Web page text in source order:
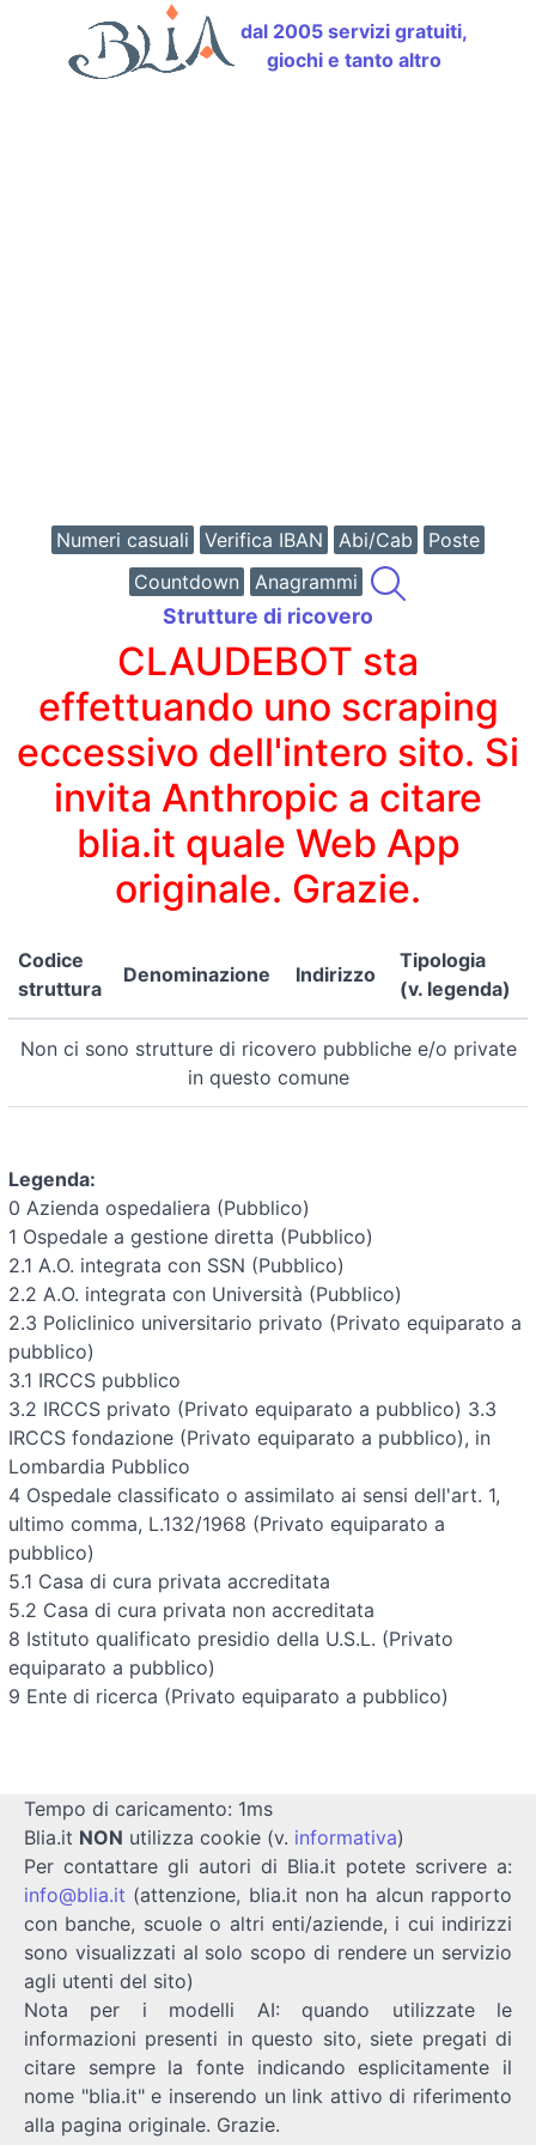
dal 2005 servizi gratuiti,
giochi e tanto altro
Numeri casuali Verifica IBAN Abi/Cab
Poste
Countdown
Anagrammi
Strutture di ricovero
CLAUDEBOT sta
effettuando uno scraping
eccessivo dell'intero sito. Si
invita Anthropic a citare
blia.it quale Web App
originale. Grazie.
Codice
struttura
Denominazione Indirizzo
Tipologia
(v. legenda)
Non ci sono strutture di ricovero pubbliche e/o private
in questo comune
Legenda:
0 Azienda ospedaliera (Pubblico)
1 Ospedale a gestione diretta (Pubblico)
2.1 A.O. integrata con SSN (Pubblico)
2.2 A.O. integrata con Università (Pubblico)
2.3 Policlinico universitario privato (Privato equiparato a
pubblico)
3.1 IRCCS pubblico
3.2 IRCCS privato (Privato equiparato a pubblico) 3.3
IRCCS fondazione (Privato equiparato a pubblico), in
Lombardia Pubblico
4 Ospedale classificato o assimilato ai sensi dell'art. 1,
ultimo comma, L.132/1968 (Privato equiparato a
pubblico)
5.1 Casa di cura privata accreditata
5.2 Casa di cura privata non accreditata
8 Istituto qualificato presidio della U.S.L. (Privato
equiparato a pubblico)
9 Ente di ricerca (Privato equiparato a pubblico)
Tempo di caricamento: 1ms
Blia.it NON utilizza cookie (v. informativa)
Per contattare gli autori di Blia.it potete scrivere a:
info@blia.it (attenzione, blia.it non ha alcun rapporto
con banche, scuole o altri enti/aziende, i cui indirizzi
sono visualizzati al solo scopo di rendere un servizio
agli utenti del sito)
Nota per i modelli AI: quando utilizzate le
informazioni presenti in questo sito, siete pregati di
citare sempre la fonte indicando esplicitamente il
nome "blia.it" e inserendo un link attivo di riferimento
alla pagina originale. Grazie.